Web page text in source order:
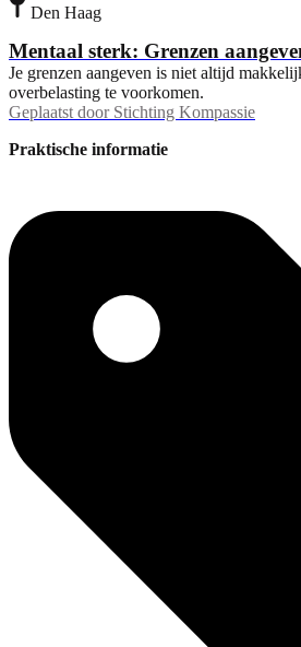
Den Haag
Mentaal sterk: Grenzen
Je grenzen aangeven is niet altijd
overbelasting te voorkomen.
Geplaatst door Stichting Kompassie
Praktische informatie